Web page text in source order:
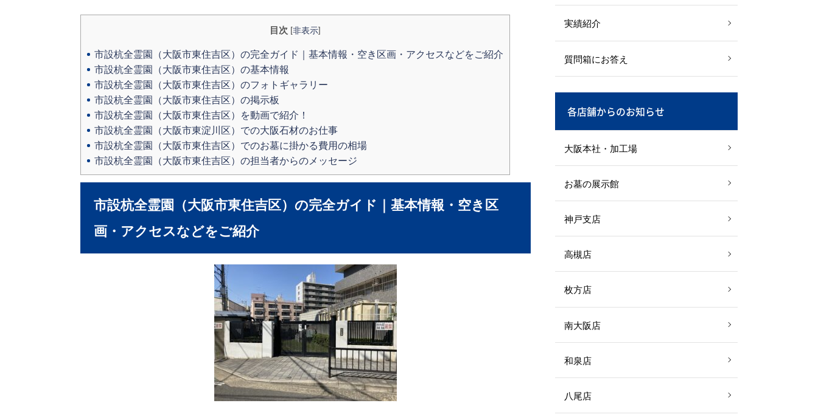
目次 [非表示]
市設杭全霊園（大阪市東住吉区）の完全ガイド｜基本情報・空き区画・アクセスなどをご紹介
市設杭全霊園（大阪市東住吉区）の基本情報
市設杭全霊園（大阪市東住吉区）のフォトギャラリー
市設杭全霊園（大阪市東住吉区）の掲示板
市設杭全霊園（大阪市東住吉区）を動画で紹介！
市設杭全霊園（大阪市東淀川区）での大阪石材のお仕事
市設杭全霊園（大阪市東住吉区）でのお墓に掛かる費用の相場
市設杭全霊園（大阪市東住吉区）の担当者からのメッセージ
市設杭全霊園（大阪市東住吉区）の完全ガイド｜基本情報・空き区
画・アクセスなどをご紹介
実績紹介
質問箱にお答え
各店舗からのお知らせ
大阪本社・加工場
お墓の展示館
神戸支店
高槻店
枚方店
南大阪店
和泉店
八尾店